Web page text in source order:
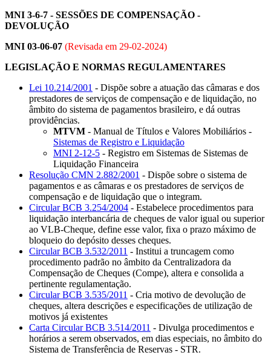
MNI 3-6-7 - SESSÕES DE COMPENSAÇÃO -
DEVOLUÇÃO
MNI 03-06-07 (Revisada em 29-02-2024)
LEGISLAÇÃO E NORMAS REGULAMENTARES
Lei 10.214/2001 - Dispõe sobre a atuação das câmaras e dos
prestadores de serviços de compensação e de liquidação, no
âmbito do sistema de pagamentos brasileiro, e dá outras
providências.
MTVM - Manual de Títulos e Valores Mobiliários -
Sistemas de Registro e Liquidação
MNI 2-12-5 - Registro em Sistemas de Sistemas de
Liquidação Financeira
Resolução CMN 2.882/2001 - Dispõe sobre o sistema de
pagamentos e as câmaras e os prestadores de serviços de
compensação e de liquidação que o integram.
Circular BCB 3.254/2004 - Estabelece procedimentos para
liquidação interbancária de cheques de valor igual ou superior
ao VLB-Cheque, define esse valor, fixa o prazo máximo de
bloqueio do depósito desses cheques.
Circular BCB 3.532/2011 - Institui a truncagem como
procedimento padrão no âmbito da Centralizadora da
Compensação de Cheques (Compe), altera e consolida a
pertinente regulamentação.
Circular BCB 3.535/2011 - Cria motivo de devolução de
cheques, altera descrições e especificações de utilização de
motivos já existentes
Carta Circular BCB 3.514/2011 - Divulga procedimentos e
horários a serem observados, em dias especiais, no âmbito do
Sistema de Transferência de Reservas - STR.